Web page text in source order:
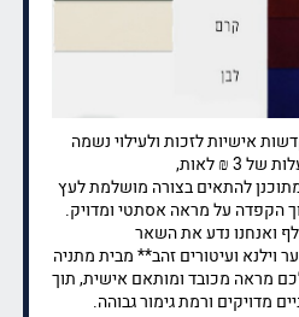
אישיות לזכות ולעילוי נשמה
3 ₪ לאות,
להתאים בצורה מושלמת לעץ
הקפדה על מראה אסתטי ומדויק.
ואנחנו נדע את השאר
וילנא ועיטורים זהב** מבית מתניה
מראה מכובד ומותאם אישית, תוך
מדויקים ורמת גימור גבוהה.